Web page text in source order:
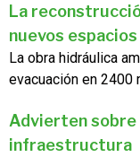
La
nuevos
La obra hidráulica
evacuación en 2400
Advierten sobre
infraestructura